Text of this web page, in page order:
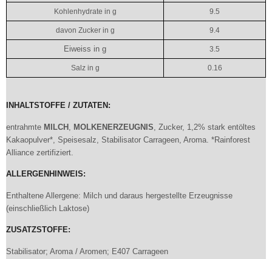
Kohlenhydrate in g 9.5
davon Zucker in g 9.4
Eiweiss in g 3.5
Salz in g 0.16
INHALTSTOFFE / ZUTATEN:
entrahmte MILCH , MOLKENERZEUGNIS, Zucker, 1,2% stark entöltes
Kakaopulver*, Speisesalz, Stabilisator Carrageen, Aroma. *Rainforest
Alliance zertifiziert.
ALLERGENHINWEIS:
Enthaltene Allergene: Milch und daraus hergestellte Erzeugnisse
(einschließlich Laktose)
ZUSATZSTOFFE:
Stabilisator; Aroma / Aromen; E407 Carrageen